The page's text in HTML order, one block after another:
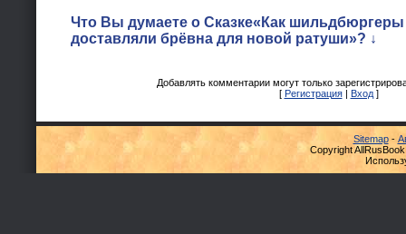
Что Вы думаете о Сказке«Как шильдбюргеры
доставляли брёвна для новой ратуши»? ↓
Добавлять комментарии могут только
[ Регистрация| Вход]
Sitemap-
Copyright